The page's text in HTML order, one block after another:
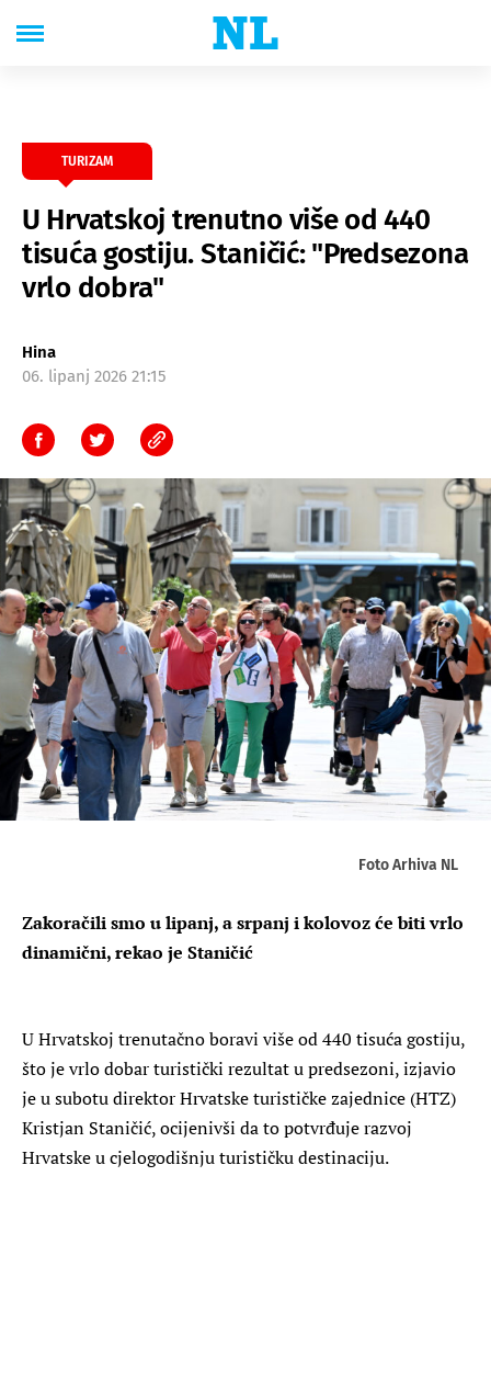
TURIZAM
U Hrvatskoj trenutno više od 440
tisuća gostiju. Staničić: "Predsezona
vrlo dobra"
Hina
06. lipanj 2026 21:15
Foto Arhiva NL
Zakoračili smo u lipanj, a srpanj i kolovoz će biti vrlo
dinamični, rekao je Staničić
U Hrvatskoj trenutačno boravi više od 440 tisuća gostiju,
što je vrlo dobar turistički rezultat u predsezoni, izjavio
je u subotu direktor Hrvatske turističke zajednice (HTZ)
Kristjan Staničić, ocijenivši da to potvrđuje razvoj
Hrvatske u cjelogodišnju turističku destinaciju.